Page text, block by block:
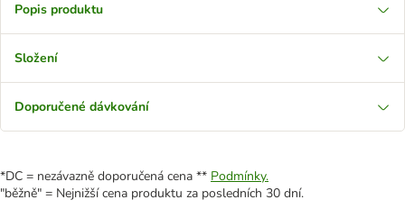
Popis produktu
Složení
Doporučené dávkování
*DC = nezávazně doporučená cena ** Podmínky.
"běžně" = Nejnižší cena produktu za posledních 30 dní.